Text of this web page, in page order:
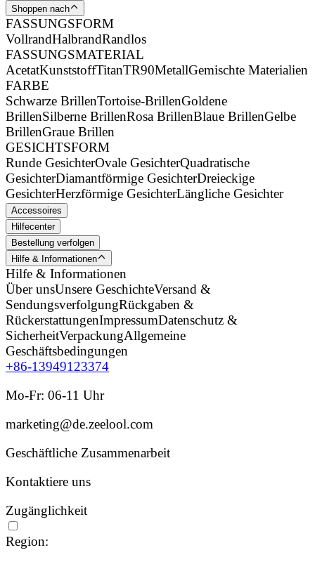
Shoppen nach
FASSUNGSFORM
VollrandHalbrandRandlos
FASSUNGSMATERIAL
AcetatKunststoffTitanTR90MetallGemischte Materialien
FARBE
Schwarze BrillenTortoise-BrillenGoldene
BrillenSilberne BrillenRosa BrillenBlaue BrillenGelbe
BrillenGraue Brillen
GESICHTSFORM
Runde GesichterOvale GesichterQuadratische
GesichterDiamantförmige GesichterDreieckige
GesichterHerzförmige GesichterLängliche Gesichter
Accessoires
Hilfecenter
Bestellung verfolgen
Hilfe & Informationen
Hilfe & Informationen
Über unsUnsere GeschichteVersand &
SendungsverfolgungRückgaben &
RückerstattungenImpressumDatenschutz &
SicherheitVerpackungAllgemeine
Geschäftsbedingungen
+86-13949123374
Mo-Fr: 06-11 Uhr
marketing@de.zeelool.com
Geschäftliche Zusammenarbeit
Kontaktiere uns
Zugänglichkeit
Region: